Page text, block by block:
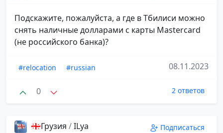
Подскажите, пожалуйста, а где в Тбилиси можно
снять наличные долларами с карты Mastercard
(не российского банка)?
#relocation #russian 08.11.2023
0 2 ответов
🇬🇪Грузия /ILya
Подписаться